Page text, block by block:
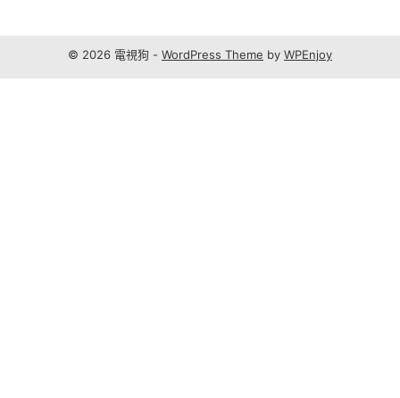
© 2026 電視狗 - WordPress Theme by WPEnjoy